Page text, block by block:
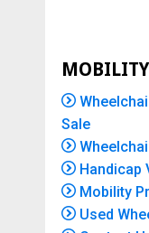
Sale
Handicap
Mobility
Used